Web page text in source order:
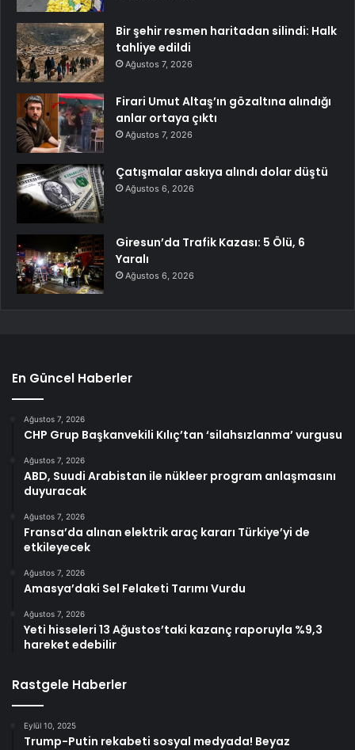
Bir şehir resmen haritadan silindi: Halk
tahliye edildi
Ağustos 7, 2026
Firari Umut Altaş’ın gözaltına alındığı
anlar ortaya çıktı
Ağustos 7, 2026
Çatışmalar askıya alındı dolar düştü
Ağustos 6, 2026
Giresun’da Trafik Kazası: 5 Ölü, 6
Yaralı
Ağustos 6, 2026
En Güncel Haberler
Ağustos 7, 2026
CHP Grup Başkanvekili Kılıç’tan ‘silahsızlanma’ vurgusu
Ağustos 7, 2026
ABD, Suudi Arabistan ile nükleer program anlaşmasını
duyuracak
Ağustos 7, 2026
Fransa’da alınan elektrik araç kararı Türkiye’yi de
etkileyecek
Ağustos 7, 2026
Amasya’daki Sel Felaketi Tarımı Vurdu
Ağustos 7, 2026
Yeti hisseleri 13 Ağustos’taki kazanç raporuyla %9,3
hareket edebilir
Rastgele Haberler
Eylül 10, 2025
Trump-Putin rekabeti sosyal medyada! Beyaz